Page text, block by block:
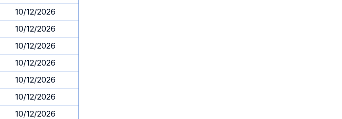
10/12/2026
10/12/2026
10/12/2026
10/12/2026
10/12/2026
10/12/2026
10/12/2026